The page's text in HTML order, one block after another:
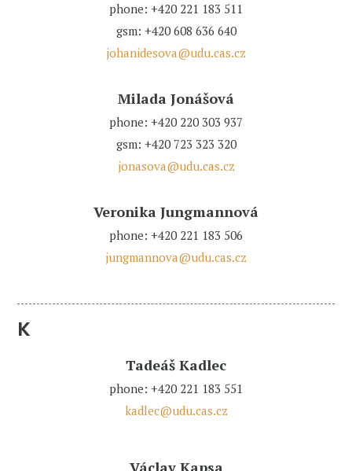
phone: +420 221 183 511
gsm: +420 608 636 640
johanidesova@udu.cas.cz
Milada Jonášová
phone: +420 220 303 937
gsm: +420 723 323 320
jonasova@udu.cas.cz
Veronika Jungmannová
phone: +420 221 183 506
jungmannova@udu.cas.cz
K
Tadeáš Kadlec
phone: +420 221 183 551
kadlec@udu.cas.cz
Václav Kapsa